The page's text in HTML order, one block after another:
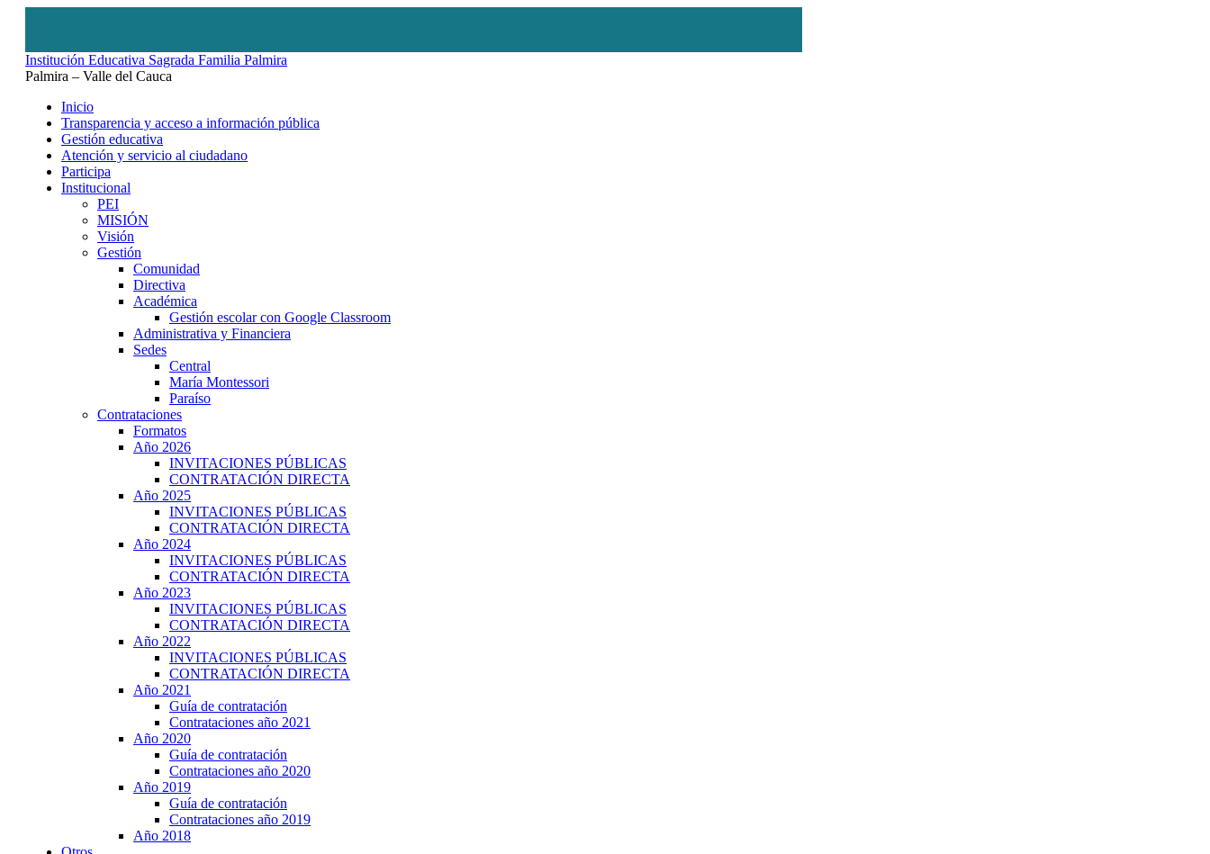
Institución Educativa Sagrada Familia Palmira
Palmira – Valle del Cauca
Inicio
Transparencia y acceso a información pública
Gestión educativa
Atención y servicio al ciudadano
Participa
Institucional
PEI
MISIÓN
Visión
Gestión
Comunidad
Directiva
Académica
Gestión escolar con Google Classroom
Administrativa y Financiera
Sedes
Central
María Montessori
Paraíso
Contrataciones
Formatos
Año 2026
INVITACIONES PÚBLICAS
CONTRATACIÓN DIRECTA
Año 2025
INVITACIONES PÚBLICAS
CONTRATACIÓN DIRECTA
Año 2024
INVITACIONES PÚBLICAS
CONTRATACIÓN DIRECTA
Año 2023
INVITACIONES PÚBLICAS
CONTRATACIÓN DIRECTA
Año 2022
INVITACIONES PÚBLICAS
CONTRATACIÓN DIRECTA
Año 2021
Guía de contratación
Contrataciones año 2021
Año 2020
Guía de contratación
Contrataciones año 2020
Año 2019
Guía de contratación
Contrataciones año 2019
Año 2018